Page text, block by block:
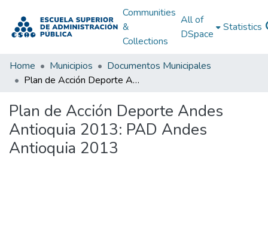
Communities
&
Collections
All of
DSpace
Statistics
Home Municipios
Documentos Municipales
Plan de Acción Deporte Andes Antioquia 2013: PAD Andes Antioquia 2013
Plan de Acción Deporte Andes
Antioquia 2013: PAD Andes
Antioquia 2013